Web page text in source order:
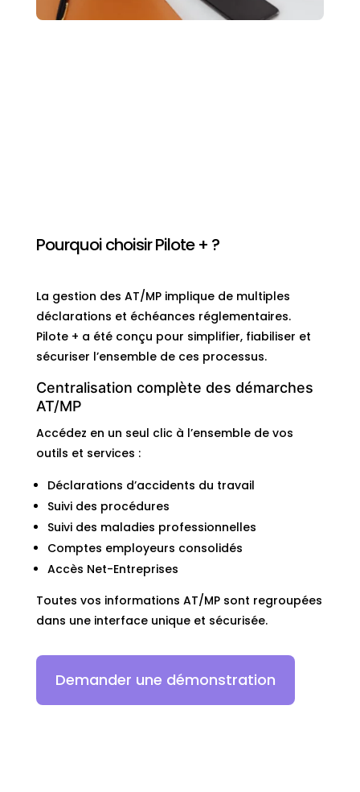
Pourquoi choisir Pilote + ?
La gestion des AT/MP implique de multiples
déclarations et échéances réglementaires.
Pilote + a été conçu pour simplifier, fiabiliser et
sécuriser l’ensemble de ces processus.
Centralisation complète des démarches
AT/MP
Accédez en un seul clic à l’ensemble de vos
outils et services :
Déclarations d’accidents du travail
Suivi des procédures
Suivi des maladies professionnelles
Comptes employeurs consolidés
Accès Net-Entreprises
Toutes vos informations AT/MP sont regroupées
dans une interface unique et sécurisée.
Demander une démonstration